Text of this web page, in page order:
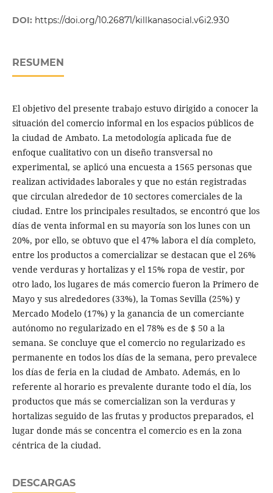
DOI: https://doi.org/10.26871/killkanasocial.v6i2.930
RESUMEN
El objetivo del presente trabajo estuvo dirigido a conocer la
situación del comercio informal en los espacios públicos de
la ciudad de Ambato. La metodología aplicada fue de
enfoque cualitativo con un diseño transversal no
experimental, se aplicó una encuesta a 1565 personas que
realizan actividades laborales y que no están registradas
que circulan alrededor de 10 sectores comerciales de la
ciudad. Entre los principales resultados, se encontró que los
días de venta informal en su mayoría son los lunes con un
20%, por ello, se obtuvo que el 47% labora el día completo,
entre los productos a comercializar se destacan que el 26%
vende verduras y hortalizas y el 15% ropa de vestir, por
otro lado, los lugares de más comercio fueron la Primero de
Mayo y sus alrededores (33%), la Tomas Sevilla (25%) y
Mercado Modelo (17%) y la ganancia de un comerciante
autónomo no regularizado en el 78% es de $ 50 a la
semana. Se concluye que el comercio no regularizado es
permanente en todos los días de la semana, pero prevalece
los días de feria en la ciudad de Ambato. Además, en lo
referente al horario es prevalente durante todo el día, los
productos que más se comercializan son la verduras y
hortalizas seguido de las frutas y productos preparados, el
lugar donde más se concentra el comercio es en la zona
céntrica de la ciudad.
DESCARGAS